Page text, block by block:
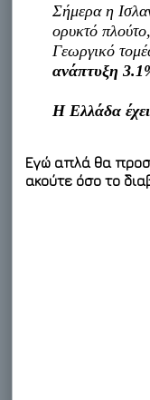
Σήμερα η
ορυκτό
Γεωργικό
ανάπτυξη
Η Ελλάδα
Εγώ απλά θα
ακούτε όσο το